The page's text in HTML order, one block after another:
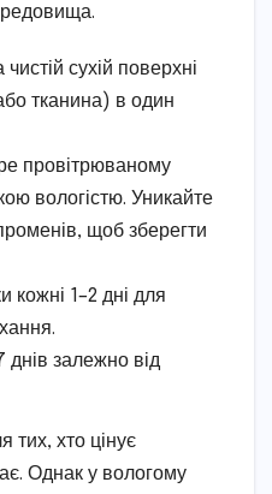
чистій сухій поверхні
тканина) в один
провітрюваному
вологістю. Уникайте
щоб зберегти
кожні 1–2 дні для
днів залежно від
тих, хто цінує
Однак у вологому